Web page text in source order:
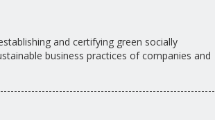
and certifying green socially
business practices of companies and